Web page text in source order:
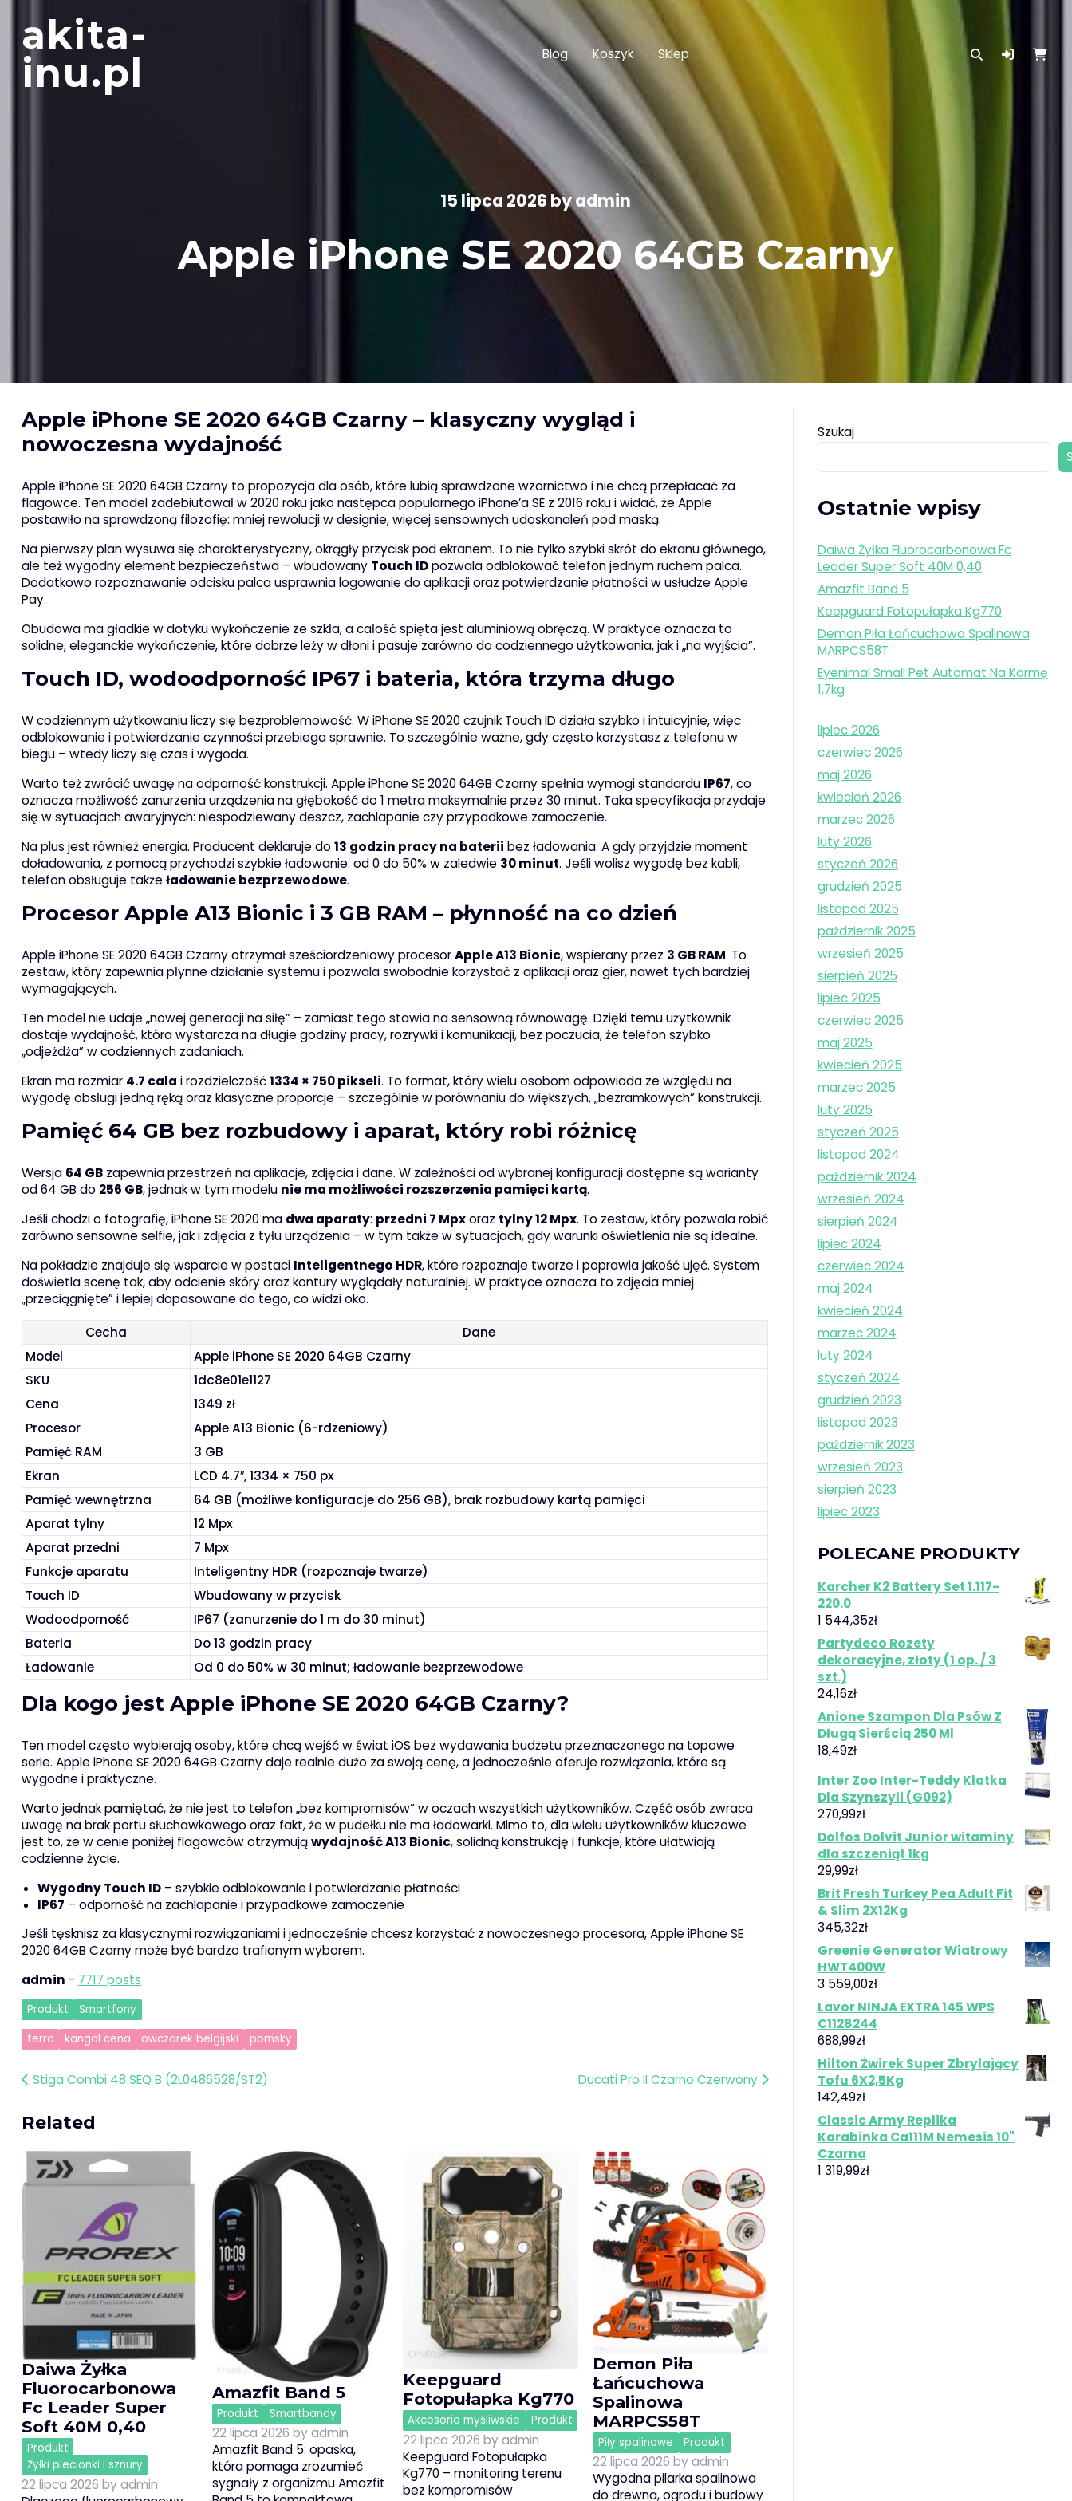
contentakita-
inu.pl
Blog Koszyk Sklep
15 lipca 2026 byadmin
Apple iPhone SE 2020 64GB Czarny
Apple iPhone SE 2020 64GB Czarny – klasyczny wygląd i
nowoczesna wydajność
Apple iPhone SE 2020 64GB Czarny to propozycja dla osób, które lubią sprawdzone wzornictwo i nie chcą przepłacać za
flagowce. Ten model zadebiutował w 2020 roku jako następca popularnego iPhone’a SE z 2016 roku i widać, że Apple
postawiło na sprawdzoną filozofię: mniej rewolucji w designie, więcej sensownych udoskonaleń pod maską.
Na pierwszy plan wysuwa się charakterystyczny, okrągły przycisk pod ekranem. To nie tylko szybki skrót do ekranu głównego,
ale też wygodny element bezpieczeństwa – wbudowany Touch IDpozwala odblokować telefon jednym ruchem palca.
Dodatkowo rozpoznawanie odcisku palca usprawnia logowanie do aplikacji oraz potwierdzanie płatności w usłudze Apple
Pay.
Obudowa ma gładkie w dotyku wykończenie ze szkła, a całość spięta jest aluminiową obręczą. W praktyce oznacza to
solidne, eleganckie wykończenie, które dobrze leży w dłoni i pasuje zarówno do codziennego użytkowania, jak i „na wyjścia”.
Touch ID, wodoodporność IP67 i bateria, która trzyma długo
W codziennym użytkowaniu liczy się bezproblemowość. W iPhone SE 2020 czujnik Touch ID działa szybko i intuicyjnie, więc
odblokowanie i potwierdzanie czynności przebiega sprawnie. To szczególnie ważne, gdy często korzystasz z telefonu w
biegu – wtedy liczy się czas i wygoda.
Warto też zwrócić uwagę na odporność konstrukcji. Apple iPhone SE 2020 64GB Czarny spełnia wymogi standardu IP67, co
oznacza możliwość zanurzenia urządzenia na głębokość do 1 metra maksymalnie przez 30 minut. Taka specyfikacja przydaje
się w sytuacjach awaryjnych: niespodziewany deszcz, zachlapanie czy przypadkowe zamoczenie.
Na plus jest również energia. Producent deklaruje do13 godzin pracy na baterii bez ładowania. A gdy przyjdzie moment
doładowania, z pomocą przychodzi szybkie ładowanie: od 0 do 50% w zaledwie 30 minut. Jeśli wolisz wygodę bez kabli,
telefon obsługuje takżeładowanie bezprzewodowe.
Procesor Apple A13 Bionic i 3 GB RAM – płynność na co dzień
Apple iPhone SE 2020 64GB Czarny otrzymał sześciordzeniowy procesorApple A13 Bionic, wspierany przez 3 GB RAM. To
zestaw, który zapewnia płynne działanie systemu i pozwala swobodnie korzystać z aplikacji oraz gier, nawet tych bardziej
wymagających.
Ten model nie udaje „nowej generacji na siłę” – zamiast tego stawia na sensowną równowagę. Dzięki temu użytkownik
dostaje wydajność, która wystarcza na długie godziny pracy, rozrywki i komunikacji, bez poczucia, że telefon szybko
„odjeżdża” w codziennych zadaniach.
Ekran ma rozmiar 4.7 cala i rozdzielczość1334 × 750 pikseli. To format, który wielu osobom odpowiada ze względu na
wygodę obsługi jedną ręką oraz klasyczne proporcje – szczególnie w porównaniu do większych, „bezramkowych” konstrukcji.
Pamięć 64 GB bez rozbudowy i aparat, który robi różnicę
Wersja 64 GBzapewnia przestrzeń na aplikacje, zdjęcia i dane. W zależności od wybranej konfiguracji dostępne są warianty
od 64 GB do 256 GB, jednak w tym modelu nie ma możliwości rozszerzenia pamięci kartą.
Jeśli chodzi o fotografię, iPhone SE 2020 ma dwa aparaty: przedni 7 Mpxoraz tylny 12 Mpx. To zestaw, który pozwala robić
zarówno sensowne selfie, jak i zdjęcia z tyłu urządzenia – w tym także w sytuacjach, gdy warunki oświetlenia nie są idealne.
Na pokładzie znajduje się wsparcie w postaci Inteligentnego HDR, które rozpoznaje twarze i poprawia jakość ujęć. System
doświetla scenę tak, aby odcienie skóry oraz kontury wyglądały naturalniej. W praktyce oznacza to zdjęcia mniej
„przeciągnięte” i lepiej dopasowane do tego, co widzi oko.
Cecha
Dane
Model
Apple iPhone SE 2020 64GB Czarny
SKU
1dc8e01e1127
Cena
1349 zł
Procesor
Apple A13 Bionic (6-rdzeniowy)
Pamięć RAM
3 GB
Ekran
LCD 4.7″, 1334 × 750 px
Pamięć wewnętrzna
64 GB (możliwe konfiguracje do 256 GB), brak rozbudowy kartą pamięci
Aparat tylny
12 Mpx
Aparat przedni
7 Mpx
Funkcje aparatu
Inteligentny HDR (rozpoznaje twarze)
Touch ID
Wbudowany w przycisk
Wodoodporność
IP67 (zanurzenie do 1 m do 30 minut)
Bateria
Do 13 godzin pracy
Ładowanie
Od 0 do 50% w 30 minut; ładowanie bezprzewodowe
Dla kogo jest Apple iPhone SE 2020 64GB Czarny?
Ten model często wybierają osoby, które chcą wejść w świat iOS bez wydawania budżetu przeznaczonego na topowe
serie. Apple iPhone SE 2020 64GB Czarny daje realnie dużo za swoją cenę, a jednocześnie oferuje rozwiązania, które są
wygodne i praktyczne.
Warto jednak pamiętać, że nie jest to telefon „bez kompromisów” w oczach wszystkich użytkowników. Część osób zwraca
uwagę na brak portu słuchawkowego oraz fakt, że w pudełku nie ma ładowarki. Mimo to, dla wielu użytkowników kluczowe
jest to, że w cenie poniżej flagowców otrzymująwydajność A13 Bionic, solidną konstrukcję i funkcje, które ułatwiają
codzienne życie.
Wygodny Touch ID– szybkie odblokowanie i potwierdzanie płatności
IP67 – odporność na zachlapanie i przypadkowe zamoczenie
Jeśli tęsknisz za klasycznymi rozwiązaniami i jednocześnie chcesz korzystać z nowoczesnego procesora, Apple iPhone SE
2020 64GB Czarny może być bardzo trafionym wyborem.
admin - 7717 posts
Produkt
Smartfony
ferra
kangal cena owczarek belgijski pomsky
Nawigacja
Stiga Combi 48 SEQ B (2L0486528/ST2) Ducati Pro II Czarno Czerwony
Related
Daiwa Żyłka
Fluorocarbonowa
Fc Leader Super
Soft 40M 0,40
Produkt
Żyłki plecionki i sznury
22 lipca 2026 byadmin
Amazfit Band 5
Produkt Smartbandy
22 lipca 2026 byadmin
Amazfit Band 5: opaska,
która pomaga zrozumieć
sygnały z organizmu Amazfit
Keepguard
Fotopułapka Kg770
Akcesoria myśliwskie Produkt
22 lipca 2026 byadmin
Keepguard Fotopułapka
Kg770 – monitoring terenu
bez kompromisów
Demon Piła
Łańcuchowa
Spalinowa
MARPCS58T
Piły spalinowe Produkt
22 lipca 2026 byadmin
Wygodna pilarka spalinowa
do drewna, ogrodu i budowy
Szukaj
Ostatnie wpisy
Daiwa Żyłka Fluorocarbonowa Fc
Leader Super Soft 40M 0,40
Amazfit Band 5
Keepguard Fotopułapka Kg770
Demon Piła Łańcuchowa Spalinowa
MARPCS58T
Eyenimal Small Pet Automat Na Karmę
1,7kg
lipiec 2026
czerwiec 2026
maj 2026
kwiecień 2026
marzec 2026
luty 2026
styczeń 2026
grudzień 2025
listopad 2025
październik 2025
wrzesień 2025
sierpień 2025
lipiec 2025
czerwiec 2025
maj 2025
kwiecień 2025
marzec 2025
luty 2025
styczeń 2025
listopad 2024
październik 2024
wrzesień 2024
sierpień 2024
lipiec 2024
czerwiec 2024
maj 2024
kwiecień 2024
marzec 2024
luty 2024
styczeń 2024
grudzień 2023
listopad 2023
październik 2023
wrzesień 2023
sierpień 2023
lipiec 2023
POLECANE PRODUKTY
Karcher K2 Battery Set 1.117-
220.0
1 544,35zł
Partydeco Rozety
dekoracyjne, złoty (1 op. / 3
szt.)
24,16zł
Anione Szampon Dla Psów Z
Długą Sierścią 250 Ml
18,49zł
Inter Zoo Inter-Teddy Klatka
Dla Szynszyli (G092)
270,99zł
Dolfos Dolvit Junior witaminy
dla szczeniąt 1kg
29,99zł
Brit Fresh Turkey Pea Adult Fit
& Slim 2X12Kg
345,32zł
Greenie Generator Wiatrowy
HWT400W
3 559,00zł
Lavor NINJA EXTRA 145 WPS
C1128244
688,99zł
Hilton Żwirek Super Zbrylający
Tofu 6X2,5Kg
142,49zł
Classic Army Replika
Karabinka Ca111M Nemesis 10"
Czarna
1 319,99zł